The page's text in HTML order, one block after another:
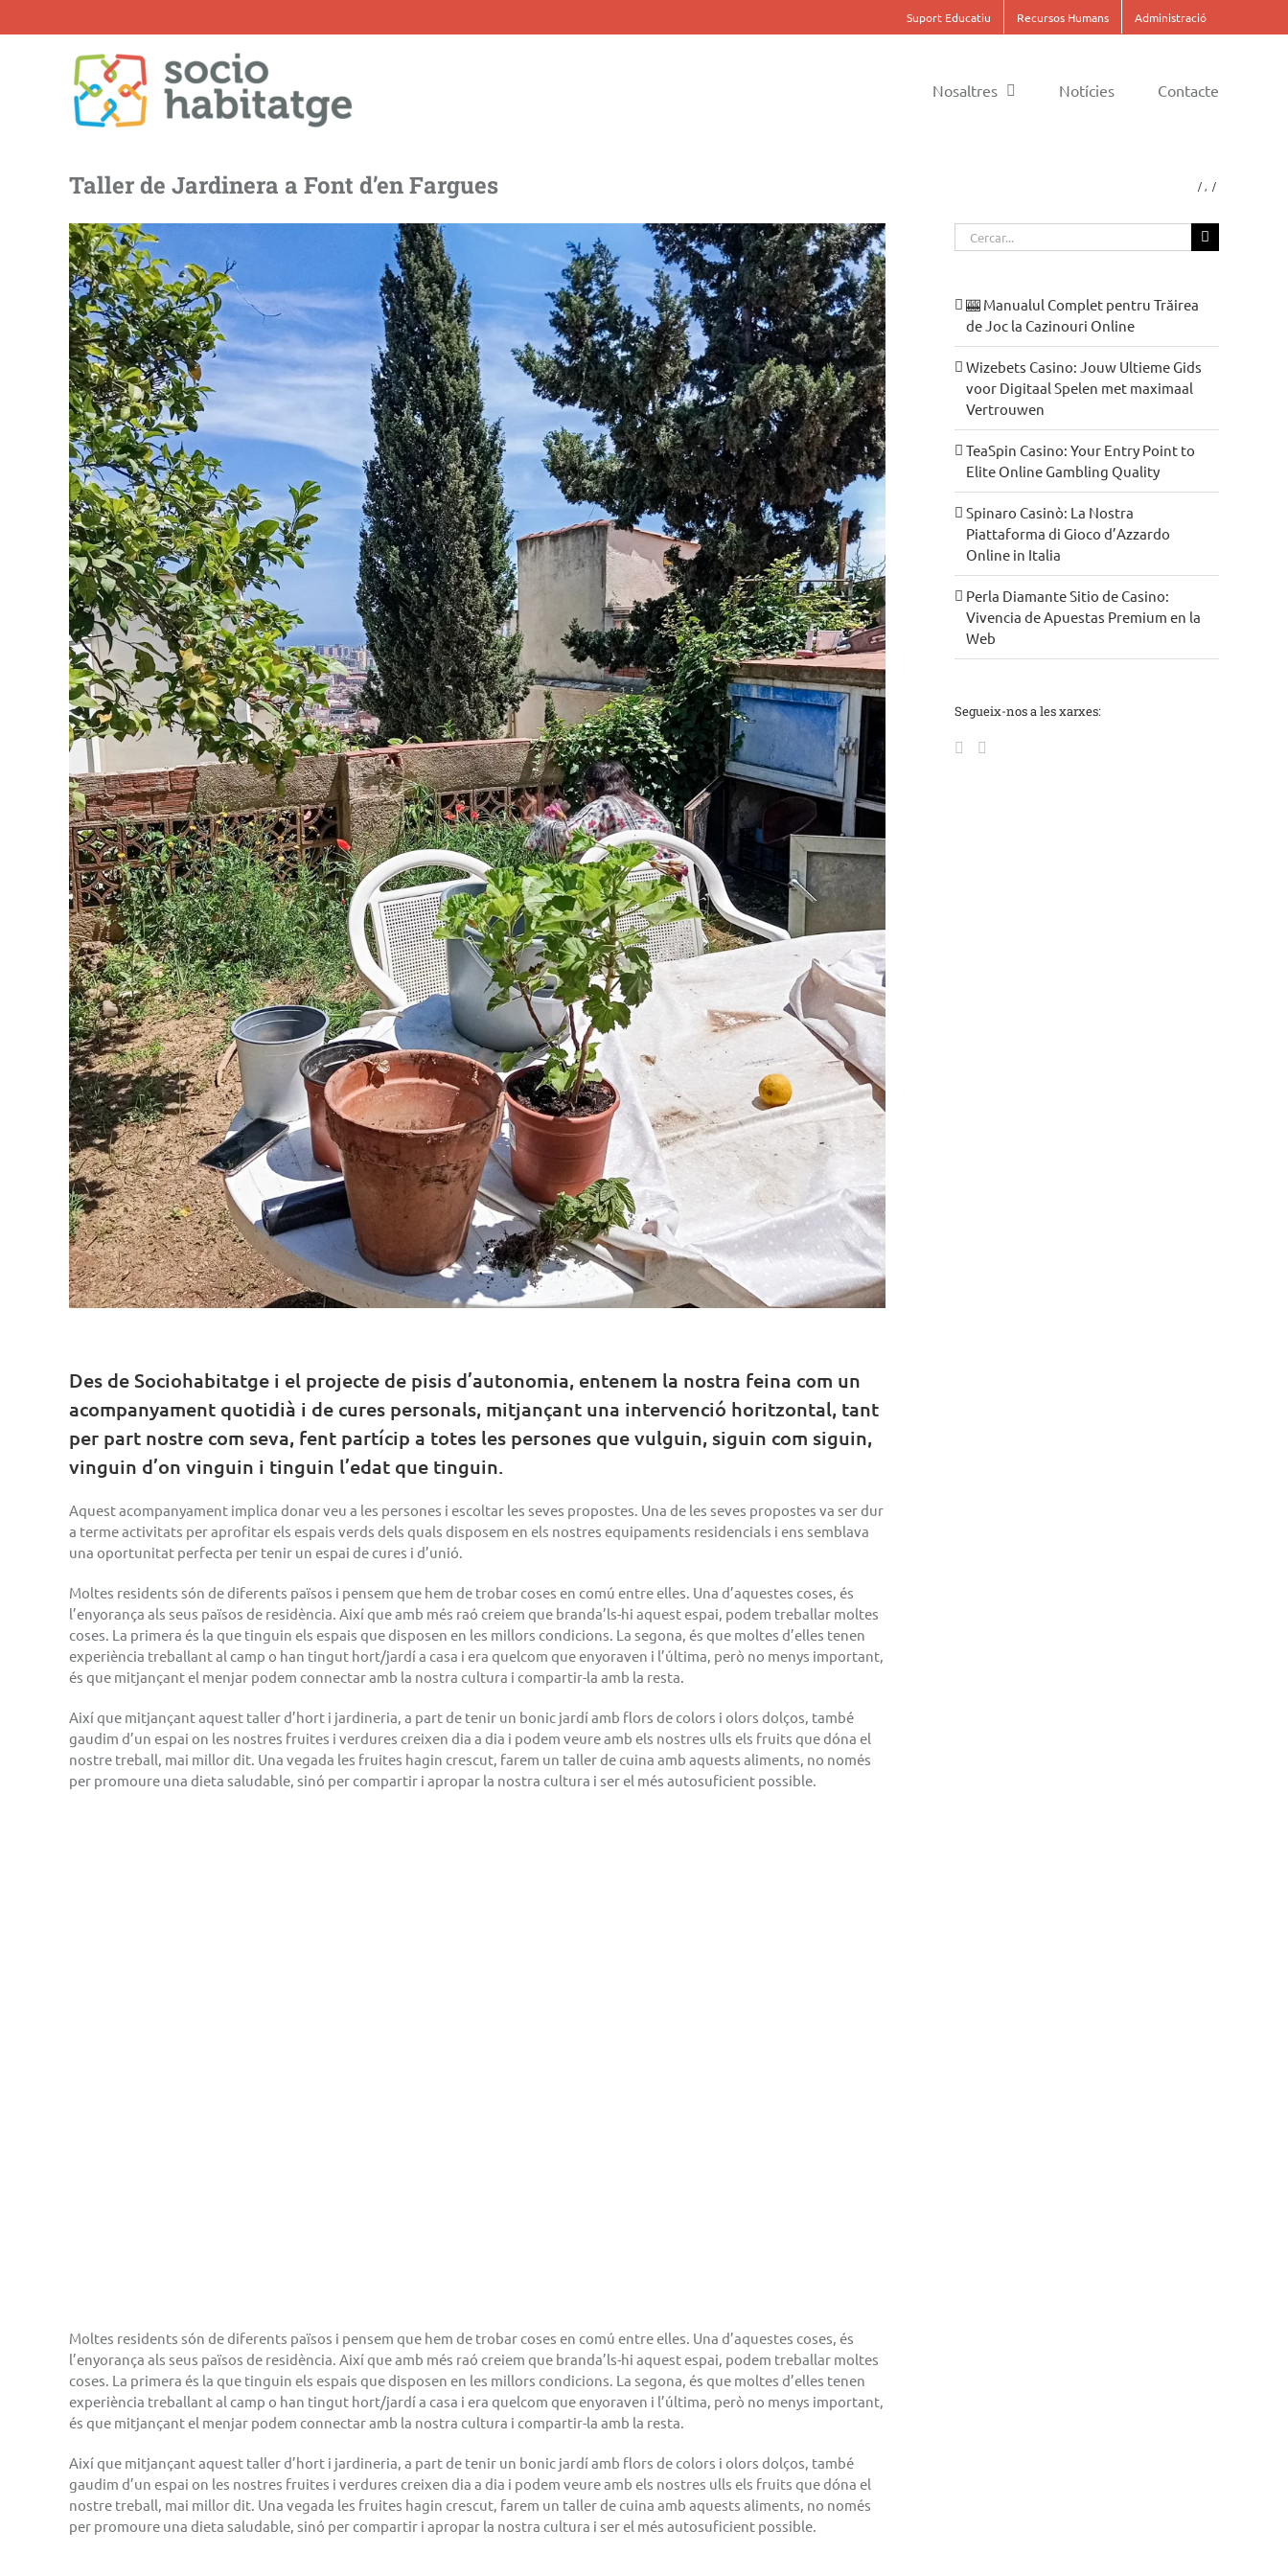
to
Suport Educatiu Recursos Humans Administració
Nosaltres Notícies Contacte
Taller de Jardinera a Font d’en Fargues
View
Larger
Image
Des de Sociohabitatge i el projecte de pisis d’autonomia, entenem la nostra feina com un
acompanyament quotidià i de cures personals, mitjançant una intervenció horitzontal, tant
per part nostre com seva, fent partícip a totes les persones que vulguin, siguin com siguin,
vinguin d’on vinguin i tinguin l’edat que tinguin.
Aquest acompanyament implica donar veu a les persones i escoltar les seves propostes. Una de les seves propostes va ser dur
a terme activitats per aprofitar els espais verds dels quals disposem en els nostres equipaments residencials i ens semblava
una oportunitat perfecta per tenir un espai de cures i d’unió.
Moltes residents són de diferents països i pensem que hem de trobar coses en comú entre elles. Una d’aquestes coses, és
l’enyorança als seus països de residència. Així que amb més raó creiem que branda’ls-hi aquest espai, podem treballar moltes
coses. La primera és la que tinguin els espais que disposen en les millors condicions. La segona, és que moltes d’elles tenen
experiència treballant al camp o han tingut hort/jardí a casa i era quelcom que enyoraven i l’última, però no menys important,
és que mitjançant el menjar podem connectar amb la nostra cultura i compartir-la amb la resta.
Així que mitjançant aquest taller d’hort i jardineria, a part de tenir un bonic jardí amb flors de colors i olors dolços, també
gaudim d’un espai on les nostres fruites i verdures creixen dia a dia i podem veure amb els nostres ulls els fruits que dóna el
nostre treball, mai millor dit. Una vegada les fruites hagin crescut, farem un taller de cuina amb aquests aliments, no només
per promoure una dieta saludable, sinó per compartir i apropar la nostra cultura i ser el més autosuficient possible.
Moltes residents són de diferents països i pensem que hem de trobar coses en comú entre elles. Una d’aquestes coses, és
l’enyorança als seus països de residència. Així que amb més raó creiem que branda’ls-hi aquest espai, podem treballar moltes
coses. La primera és la que tinguin els espais que disposen en les millors condicions. La segona, és que moltes d’elles tenen
experiència treballant al camp o han tingut hort/jardí a casa i era quelcom que enyoraven i l’última, però no menys important,
és que mitjançant el menjar podem connectar amb la nostra cultura i compartir-la amb la resta.
Així que mitjançant aquest taller d’hort i jardineria, a part de tenir un bonic jardí amb flors de colors i olors dolços, també
gaudim d’un espai on les nostres fruites i verdures creixen dia a dia i podem veure amb els nostres ulls els fruits que dóna el
nostre treball, mai millor dit. Una vegada les fruites hagin crescut, farem un taller de cuina amb aquests aliments, no només
per promoure una dieta saludable, sinó per compartir i apropar la nostra cultura i ser el més autosuficient possible.
Cerca
…
🎰 Manualul Complet pentru Trăirea
de Joc la Cazinouri Online
Wizebets Casino: Jouw Ultieme Gids
voor Digitaal Spelen met maximaal
Vertrouwen
TeaSpin Casino: Your Entry Point to
Elite Online Gambling Quality
Spinaro Casinò: La Nostra
Piattaforma di Gioco d’Azzardo
Online in Italia
Perla Diamante Sitio de Casino:
Vivencia de Apuestas Premium en la
Web
Segueix-nos a les xarxes: